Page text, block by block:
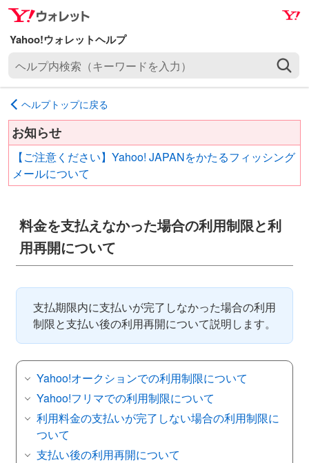
ナ
ビ
ゲ
ー
ョ
ン
へ
ス
ッ
メ
イ
ン
コ
テ
ン
ツ
へ
キ
プ
内
検
索
キ
力
ヘルプトップに戻る
お知らせ
【ご注意ください】Yahoo! JAPANをかたるフィッシング
メールについて
料金を支払えなかった場合の利用制限と利
用再開について
支払期限内に支払いが完了しなかった場合の利用
制限と支払い後の利用再開について説明します。
Yahoo!オークションでの利用制限について
Yahoo!フリマでの利用制限について
利用料金の支払いが完了しない場合の利用制限に
ついて
支払い後の利用再開について